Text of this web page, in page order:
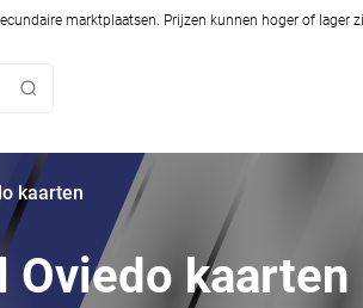
marktplaatsen. Prijzen kunnen hoger of lager
kaarten
kaarten